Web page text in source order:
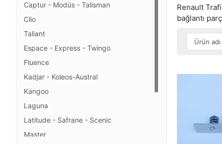
Captur - Modüs - Talisman
Clio
Taliant
Espace - Express - Twingo
Fluence
Kadjar - Koleos-Austral
Kangoo
Laguna
Latitude - Safrane - Scenic
Master
Renault
bağlantı